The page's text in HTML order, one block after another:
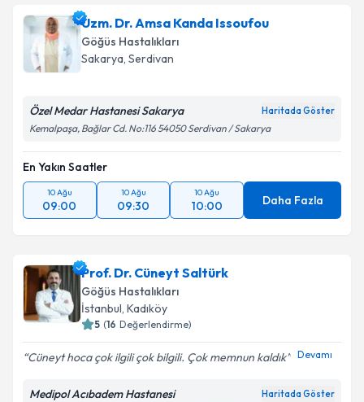
Uzm. Dr. Amsa Kanda Issoufou
Göğüs Hastalıkları
Sakarya, Serdivan
Özel Medar Hastanesi Sakarya Haritada Göster
Kemalpaşa, Bağlar Cd. No:116 54050 Serdivan / Sakarya
En Yakın Saatler
10 Ağu
09:00
10 Ağu
09:30
10 Ağu
10:00 Daha Fazla
Prof. Dr. Cüneyt Saltürk
Göğüs Hastalıkları
İstanbul, Kadıköy
5 (16 Değerlendirme)
Cüneyt hoca çok ilgili çok bilgili. Çok memnun kaldık Devamı
Medipol Acıbadem Hastanesi Haritada Göster